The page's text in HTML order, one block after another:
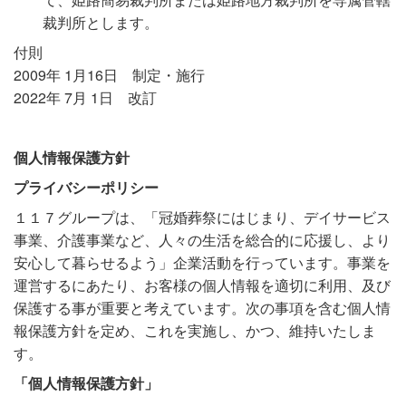
裁判所とします。
付則
2009年 1月16日 制定・施行
2022年 7月 1日 改訂
個人情報保護方針
プライバシーポリシー
１１７グループは、「冠婚葬祭にはじまり、デイサービス
事業、介護事業など、人々の生活を総合的に応援し、より
安心して暮らせるよう」企業活動を行っています。事業を
運営するにあたり、お客様の個人情報を適切に利用、及び
保護する事が重要と考えています。次の事項を含む個人情
報保護方針を定め、これを実施し、かつ、維持いたしま
す。
「個人情報保護方針」